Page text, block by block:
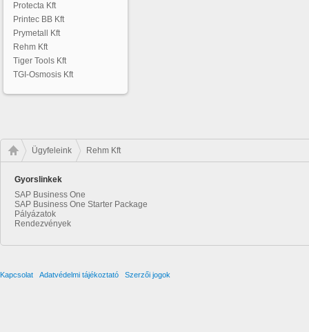
Protecta Kft
Printec BB Kft
Prymetall Kft
Rehm Kft
Tiger Tools Kft
TGI-Osmosis Kft
Ügyfeleink Rehm Kft
Gyorslinkek
SAP Business One
SAP Business One Starter Package
Pályázatok
Rendezvények
Kapcsolat Adatvédelmi tájékoztató Szerzői jogok